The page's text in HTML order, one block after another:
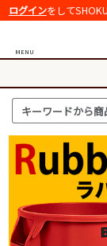
ログインをして
MENU